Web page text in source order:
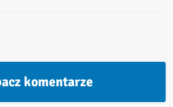
komentarze